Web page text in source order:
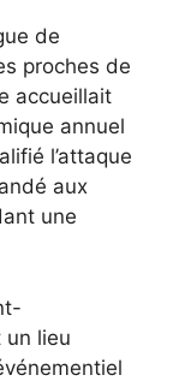
de
proches de
accueillait
annuel
l’attaque
aux
une
un lieu